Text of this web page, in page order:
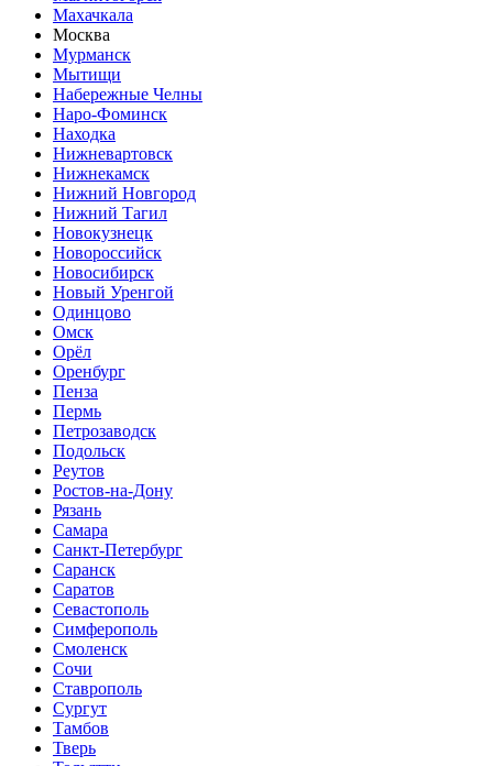
Махачкала
Москва
Мурманск
Мытищи
Набережные Челны
Наро-Фоминск
Находка
Нижневартовск
Нижнекамск
Нижний Новгород
Нижний Тагил
Новокузнецк
Новороссийск
Новосибирск
Новый Уренгой
Одинцово
Омск
Орёл
Оренбург
Пенза
Пермь
Петрозаводск
Подольск
Реутов
Ростов-на-Дону
Рязань
Самара
Санкт-Петербург
Саранск
Саратов
Севастополь
Симферополь
Смоленск
Сочи
Ставрополь
Сургут
Тамбов
Тверь